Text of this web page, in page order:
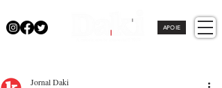
APOIE
Jornal Daki